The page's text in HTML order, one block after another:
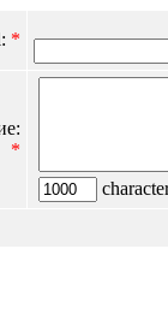
*
*